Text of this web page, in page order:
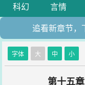
科幻
言情
追看新章节，
字体 大 中 小
第十五